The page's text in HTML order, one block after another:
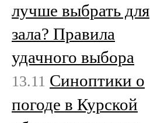
лучше выбрать для
зала? Правила
удачного выбора
13.11 Cиноптики о
погоде в Курской